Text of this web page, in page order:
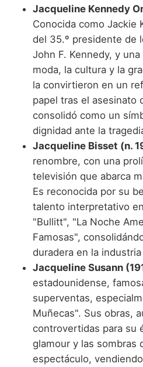
Jacqueline Kennedy
Conocida como Jackie
del 35.º presidente de
John F. Kennedy, y
moda, la cultura y la
la convirtieron en un
papel tras el asesinato
consolidó como un
dignidad ante la
Jacqueline Bisset (n.
renombre, con una
televisión que abarca
Es reconocida por su
talento interpretativo
"Bullitt", "La Noche
Famosas",
duradera en la
Jacqueline Susann
estadounidense,
superventas,
Muñecas". Sus obras,
controvertidas para su
glamour y las sombras
espectáculo,